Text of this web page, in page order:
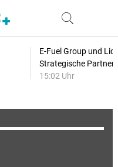
E-Fuel Group und
Strategische
15:02 Uhr